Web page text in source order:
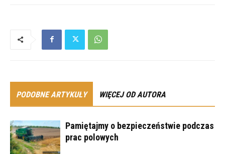
PODOBNE ARTYKUŁY WIĘCEJ OD AUTORA
Pamiętajmy o bezpieczeństwie podczas
prac polowych